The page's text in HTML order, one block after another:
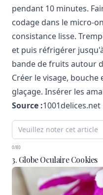
pendant 10 minutes.
codage dans le micro-
consistance lisse.
et puis réfrigérer
bande de fruits autour
Créer le visage, bouche
glaçage. Insérer les
Source :1001delices.net
0/80
3. Globe Oculaire Cookies